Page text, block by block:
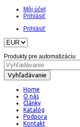
Môj účet
Prihlásiť
Prihlásiť
Produkty pre automatizáciu
Vyhľadávanie
Home
O nás
Články
Katalóg
Podpora
Kontakt